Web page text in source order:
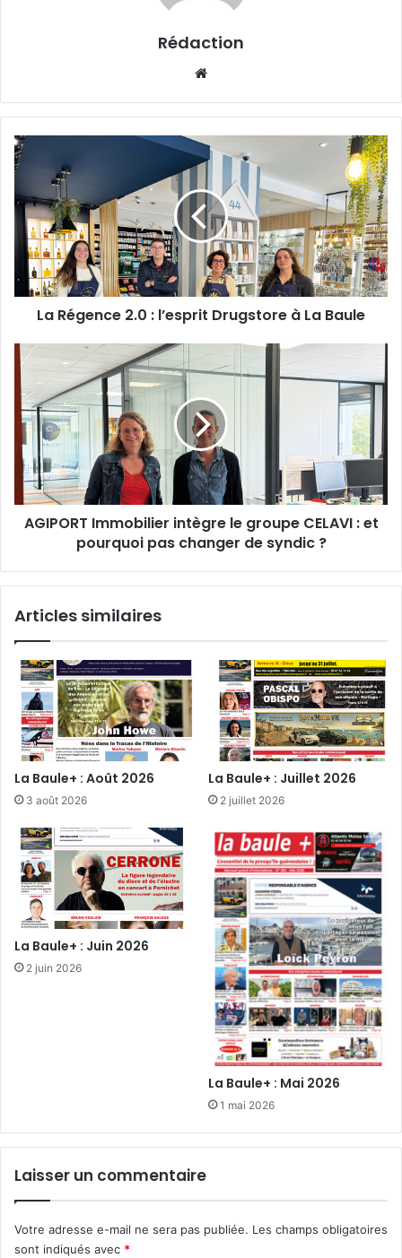
Rédaction
La
Régence
2.0
:
l’esprit
Drugstore
Baule
La Régence 2.0 : l’esprit Drugstore à La Baule
AGIPORT
Immobilier
intègre
le
groupe
CELAVI
et
pourquoi
pas
AGIPORT Immobilier intègre le groupe CELAVI : et
pourquoi pas changer de syndic ?
Articles similaires
La Baule+ : Août 2026
3 août 2026
La Baule+ : Juillet 2026
2 juillet 2026
La Baule+ : Juin 2026
2 juin 2026
La Baule+ : Mai 2026
1 mai 2026
Laisser un commentaire
Votre adresse e-mail ne sera pas publiée. Les champs obligatoires
sont indiqués avec *